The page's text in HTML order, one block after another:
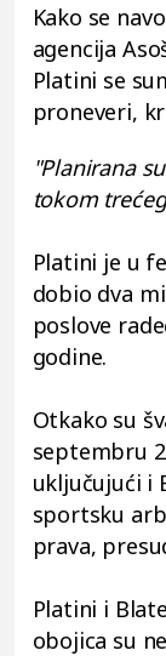
Kako se
agencija
Platini se
proneveri,
"Planirana
tokom
Platini je u
dobio dva
poslove
godine.
Otkako su
septembru
uključujući i
sportsku
prava,
Platini i
obojica su